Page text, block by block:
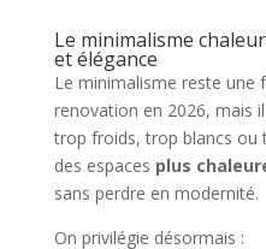
Le minimalisme
et élégance
Le minimalisme reste une
renovation en 2026, mais
trop froids, trop blancs ou
des espaces plus
sans perdre en modernité.
On privilégie désormais :